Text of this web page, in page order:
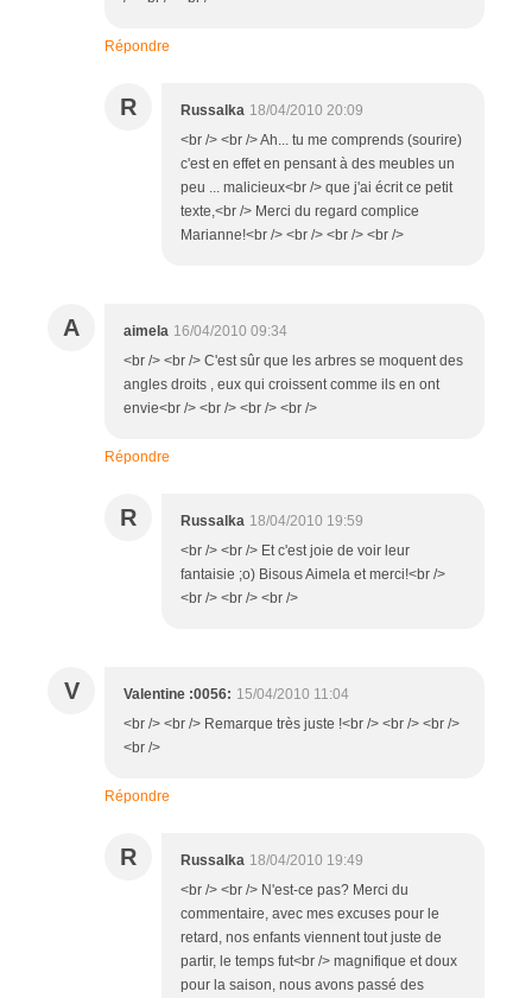
Répondre
R Russalka 18/04/2010 20:09
<br /> <br /> Ah... tu me comprends (sourire)
c'est en effet en pensant à des meubles un
peu ... malicieux<br /> que j'ai écrit ce petit
texte,<br /> Merci du regard complice
Marianne!<br /> <br /> <br /> <br />
A aimela 16/04/2010 09:34
<br /> <br /> C'est sûr que les arbres se moquent des
angles droits , eux qui croissent comme ils en ont
envie<br /> <br /> <br /> <br />
Répondre
R Russalka 18/04/2010 19:59
<br /> <br /> Et c'est joie de voir leur
fantaisie ;o) Bisous Aimela et merci!<br />
<br /> <br /> <br />
V Valentine :0056: 15/04/2010 11:04
<br /> <br /> Remarque très juste !<br /> <br /> <br />
<br />
Répondre
R Russalka 18/04/2010 19:49
<br /> <br /> N'est-ce pas? Merci du
commentaire, avec mes excuses pour le
retard, nos enfants viennent tout juste de
partir, le temps fut<br /> magnifique et doux
pour la saison, nous avons passé des